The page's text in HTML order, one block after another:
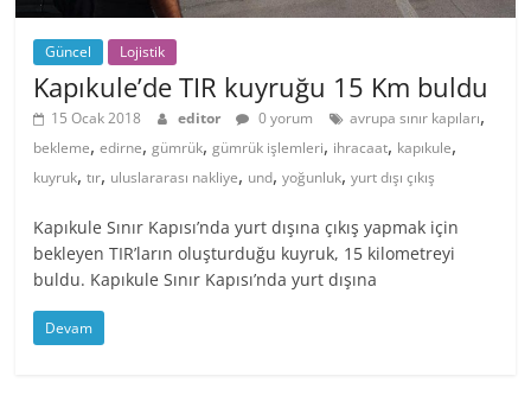
Güncel Lojistik
Kapıkule’de TIR kuyruğu 15 Km buldu
15 Ocak 2018 editor 0 yorum avrupa sınır kapıları,
bekleme,edirne,gümrük,gümrük işlemleri, ihracaat, kapıkule,
kuyruk,tır, uluslararası nakliye, und,yoğunluk,yurt dışı çıkış
Kapıkule Sınır Kapısı’nda yurt dışına çıkış yapmak için
bekleyen TIR’ların oluşturduğu kuyruk, 15 kilometreyi
buldu. Kapıkule Sınır Kapısı’nda yurt dışına
Devam